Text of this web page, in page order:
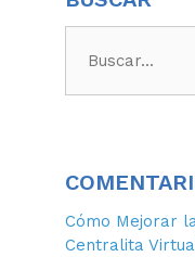
Cómo Mejorar
Centralita